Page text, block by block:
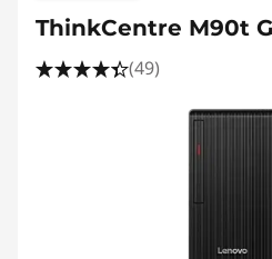
ThinkCentre M90t
(49)